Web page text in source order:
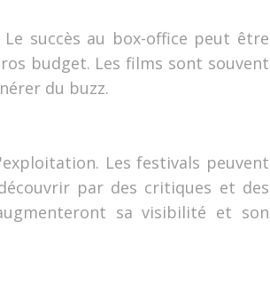
succès au box-office peut être
budget. Les films sont souvent
du buzz.
Les festivals peuvent
par des critiques et des
sa visibilité et son